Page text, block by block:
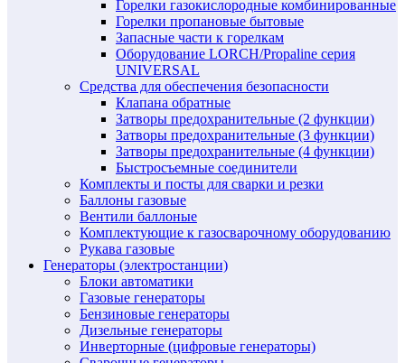
Горелки газокислородные комбинированные
Горелки пропановые бытовые
Запасные части к горелкам
Оборудование LORCH/Propaline серия
UNIVERSAL
Средства для обеспечения безопасности
Клапана обратные
Затворы предохранительные (2 функции)
Затворы предохранительные (3 функции)
Затворы предохранительные (4 функции)
Быстросъемные соединители
Комплекты и посты для сварки и резки
Баллоны газовые
Вентили баллоные
Комплектующие к газосварочному оборудованию
Рукава газовые
Генераторы (электростанции)
Блоки автоматики
Газовые генераторы
Бензиновые генераторы
Дизельные генераторы
Инверторные (цифровые генераторы)